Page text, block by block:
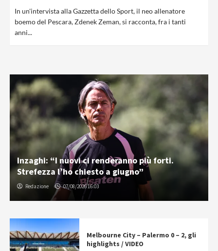
In un'intervista alla Gazzetta dello Sport, il neo allenatore
boemo del Pescara, Zdenek Zeman, si racconta, fra i tanti
anni...
Inzaghi: “I nuovi ci renderanno più forti.
Strefezza l’ho chiesto a giugno”
Redazione 07/08/2026 16:03
Melbourne City – Palermo 0 – 2, gli
highlights / VIDEO